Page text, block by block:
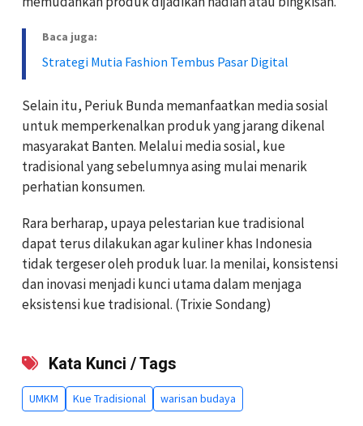
Baca juga:
Strategi Mutia Fashion Tembus Pasar Digital
Selain itu, Periuk Bunda memanfaatkan media sosial
untuk memperkenalkan produk yang jarang dikenal
masyarakat Banten. Melalui media sosial, kue
tradisional yang sebelumnya asing mulai menarik
perhatian konsumen.
Rara berharap, upaya pelestarian kue tradisional
dapat terus dilakukan agar kuliner khas Indonesia
tidak tergeser oleh produk luar. Ia menilai, konsistensi
dan inovasi menjadi kunci utama dalam menjaga
eksistensi kue tradisional. (Trixie Sondang)
Kata Kunci / Tags
UMKM Kue Tradisional warisan budaya